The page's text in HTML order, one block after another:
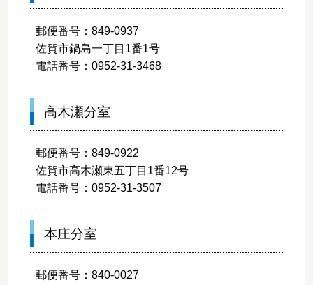
郵便番号：849-0937
佐賀市鍋島一丁目1番1号
電話番号：0952-31-3468
高木瀬分室
郵便番号：849-0922
佐賀市高木瀬東五丁目1番12号
電話番号：0952-31-3507
本庄分室
郵便番号：840-0027